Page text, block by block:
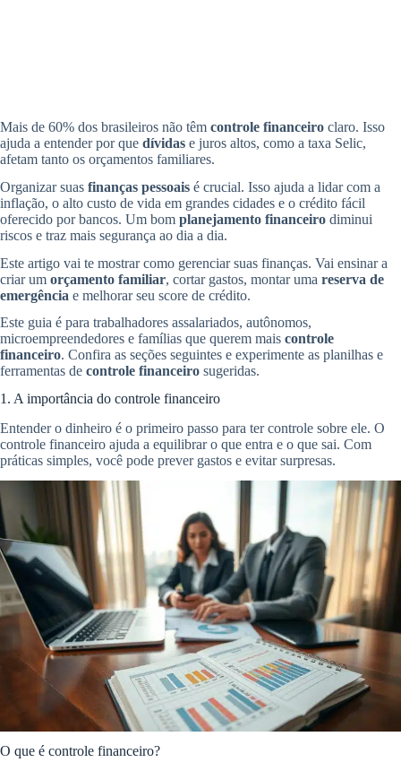
Mais de 60% dos brasileiros não têm controle financeiro claro. Isso
ajuda a entender por que dívidas e juros altos, como a taxa Selic,
afetam tanto os orçamentos familiares.
Organizar suas finanças pessoais é crucial. Isso ajuda a lidar com a
inflação, o alto custo de vida em grandes cidades e o crédito fácil
oferecido por bancos. Um bom planejamento financeiro diminui
riscos e traz mais segurança ao dia a dia.
Este artigo vai te mostrar como gerenciar suas finanças. Vai ensinar a
criar um orçamento familiar, cortar gastos, montar uma reserva de
emergência e melhorar seu score de crédito.
Este guia é para trabalhadores assalariados, autônomos,
microempreendedores e famílias que querem mais controle
financeiro. Confira as seções seguintes e experimente as planilhas e
ferramentas de controle financeiro sugeridas.
1. A importância do controle financeiro
Entender o dinheiro é o primeiro passo para ter controle sobre ele. O
controle financeiro ajuda a equilibrar o que entra e o que sai. Com
práticas simples, você pode prever gastos e evitar surpresas.
O que é controle financeiro?